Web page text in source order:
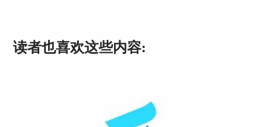
3、漏洞验证：对探测到的漏洞进行验证，确认漏
洞是否存在；
利用Appscan这种漏洞扫描工具，就可以完成上面
读者也喜欢这些内容: